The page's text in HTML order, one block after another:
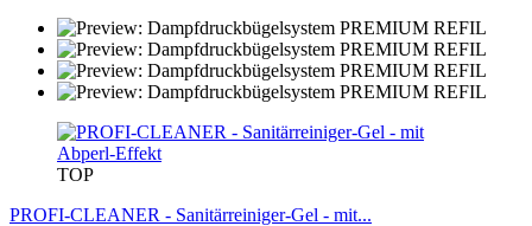
TOP
PROFI-CLEANER - Sanitärreiniger-Gel - mit...